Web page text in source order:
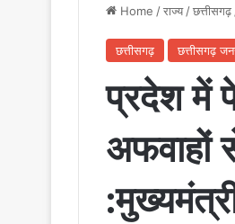
Home /राज्य/छत्तीसगढ़
छत्तीसगढ़ छत्तीसगढ़
प्रदेश में
अफवाहों